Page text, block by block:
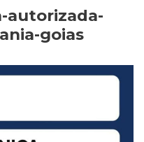
autorizada-
goias